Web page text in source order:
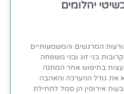
יהלומים
המרגשים והמשמעותיים
בני זוג ובני משפחה
בחיפוש אחר המתנה
גודל ההערכה והאהבה
אירוסין הן סמל לתחילת